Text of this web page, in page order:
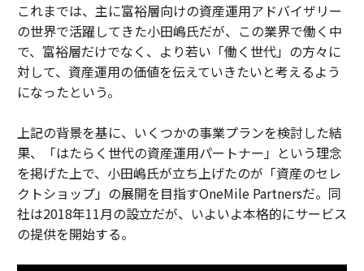
これまでは、主に富裕層向けの資産運用アドバイザリー
の世界で活躍してきた小田嶋氏だが、この業界で働く中
で、富裕層だけでなく、より若い「働く世代」の方々に
対して、資産運用の価値を伝えていきたいと考えるよう
になったという。
上記の背景を基に、いくつかの事業プランを検討した結
果、「はたらく世代の資産運用パートナー」という理念
を掲げた上で、小田嶋氏が立ち上げたのが「資産のセレ
クトショップ」の展開を目指すOneMile Partnersだ。同
社は2018年11月の設立だが、いよいよ本格的にサービス
の提供を開始する。